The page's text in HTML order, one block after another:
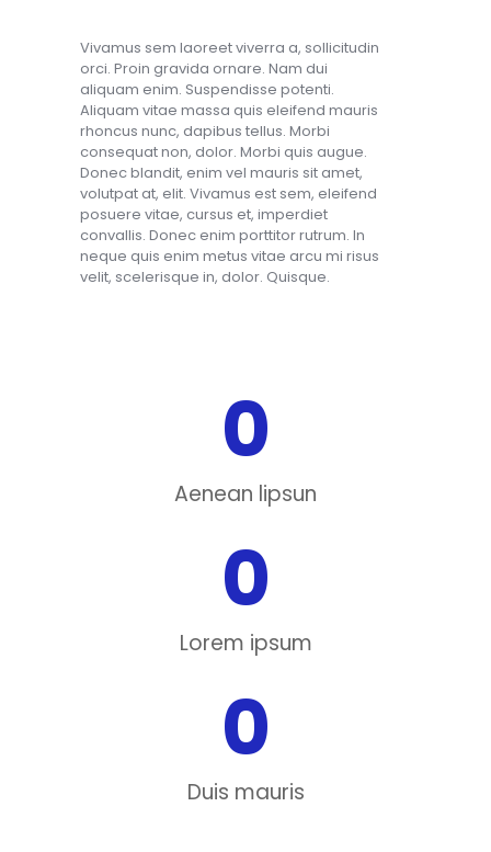
Vivamus sem laoreet viverra a, sollicitudin
orci. Proin gravida ornare. Nam dui
aliquam enim. Suspendisse potenti.
Aliquam vitae massa quis eleifend mauris
rhoncus nunc, dapibus tellus. Morbi
consequat non, dolor. Morbi quis augue.
Donec blandit, enim vel mauris sit amet,
volutpat at, elit. Vivamus est sem, eleifend
posuere vitae, cursus et, imperdiet
convallis. Donec enim porttitor rutrum. In
neque quis enim metus vitae arcu mi risus
velit, scelerisque in, dolor. Quisque.
Aenean lipsun
0
Lorem ipsum
0
Duis mauris
0